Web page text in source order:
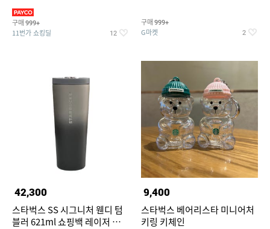
구매 999+
11번가 쇼킹딜 12
구매 999+
G마켓 2
42,300
스타벅스 SS 시그니처 웬디 텀
블러 621ml 쇼핑백 레이저 각인
9,400
스타벅스 베어리스타 미니어처
키링 키체인